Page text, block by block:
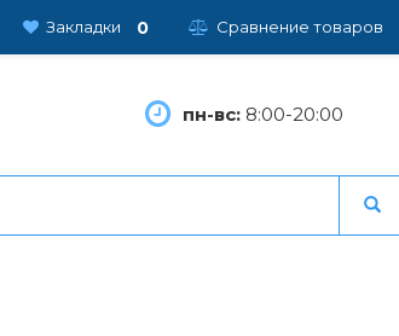
Закладки 0 Сравнение товаров
пн-вс:8:00-20:00